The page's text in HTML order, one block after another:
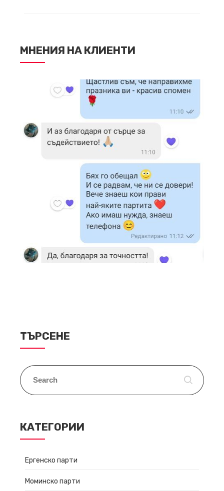
МНЕНИЯ НА КЛИЕНТИ
ТЪРСЕНЕ
КАТЕГОРИИ
Ергенско парти
Моминско парти